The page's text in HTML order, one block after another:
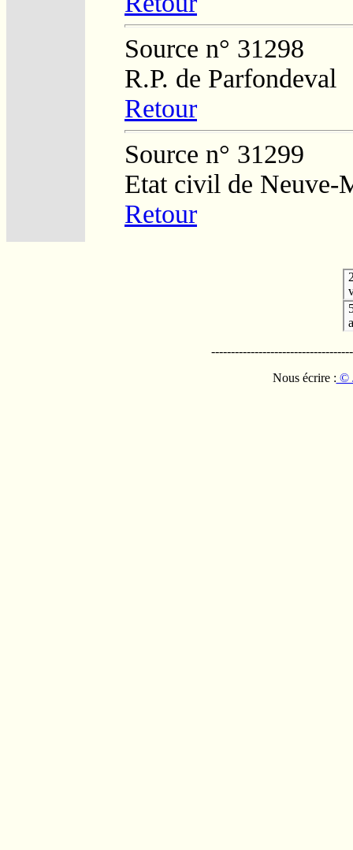
Source n° 31298
R.P. de Parfondeval
Retour
Source n° 31299
Etat civil de Neuve-
Retour
Nous écrire : ©